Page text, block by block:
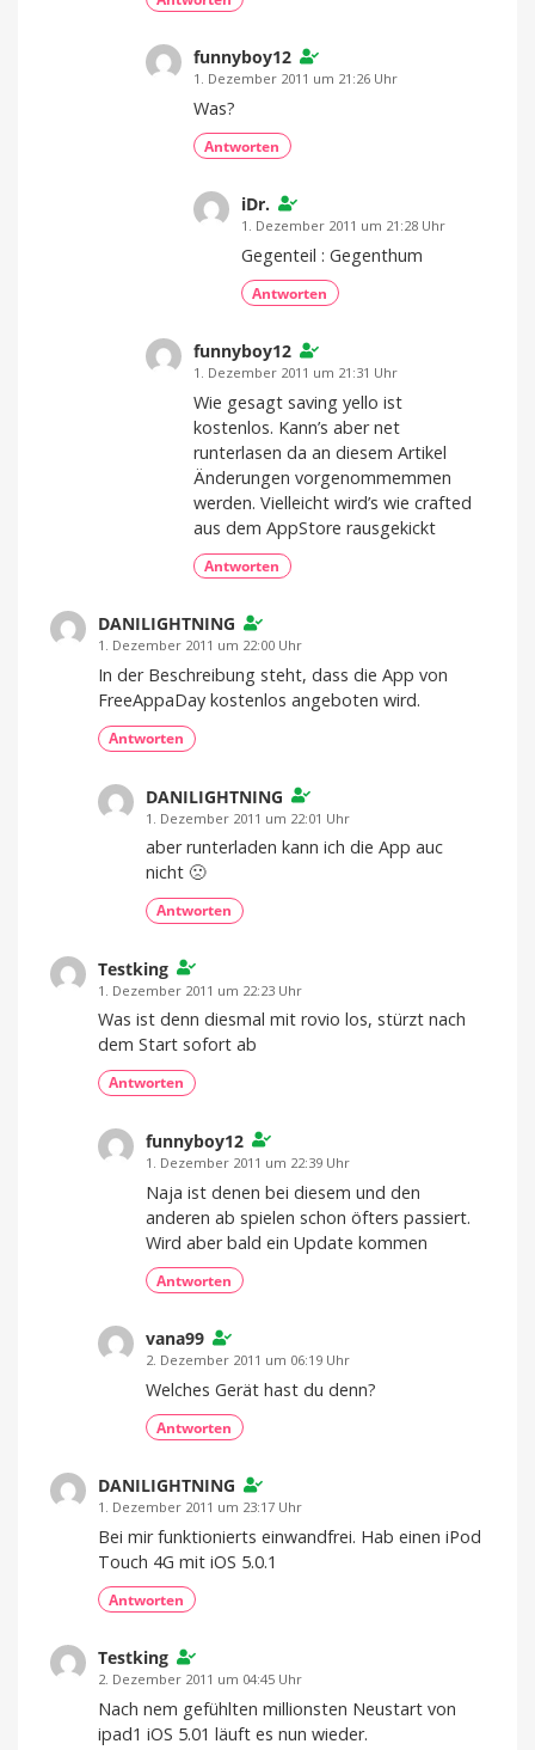
funnyboy12
1. Dezember 2011 um 21:26 Uhr
Was?
Antworten
iDr.
1. Dezember 2011 um 21:28 Uhr
Gegenteil : Gegenthum
Antworten
funnyboy12
1. Dezember 2011 um 21:31 Uhr
Wie gesagt saving yello ist
kostenlos. Kann’s aber net
runterlasen da an diesem Artikel
Änderungen vorgenommemmen
werden. Vielleicht wird’s wie crafted
aus dem AppStore rausgekickt
Antworten
DANILIGHTNING
1. Dezember 2011 um 22:00 Uhr
In der Beschreibung steht, dass die App von
FreeAppaDay kostenlos angeboten wird.
Antworten
DANILIGHTNING
1. Dezember 2011 um 22:01 Uhr
aber runterladen kann ich die App auc
nicht 🙁
Antworten
Testking
1. Dezember 2011 um 22:23 Uhr
Was ist denn diesmal mit rovio los, stürzt nach
dem Start sofort ab
Antworten
funnyboy12
1. Dezember 2011 um 22:39 Uhr
Naja ist denen bei diesem und den
anderen ab spielen schon öfters passiert.
Wird aber bald ein Update kommen
Antworten
vana99
2. Dezember 2011 um 06:19 Uhr
Welches Gerät hast du denn?
Antworten
DANILIGHTNING
1. Dezember 2011 um 23:17 Uhr
Bei mir funktionierts einwandfrei. Hab einen iPod
Touch 4G mit iOS 5.0.1
Antworten
Testking
2. Dezember 2011 um 04:45 Uhr
Nach nem gefühlten millionsten Neustart von
ipad1 iOS 5.01 läuft es nun wieder.